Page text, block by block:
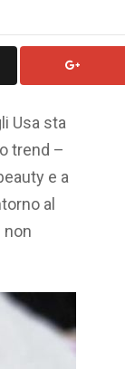
Usa sta
trend –
e a
al
non